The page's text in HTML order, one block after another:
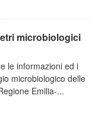
microbiologici
le informazioni ed i
microbiologico delle
Emilia-...